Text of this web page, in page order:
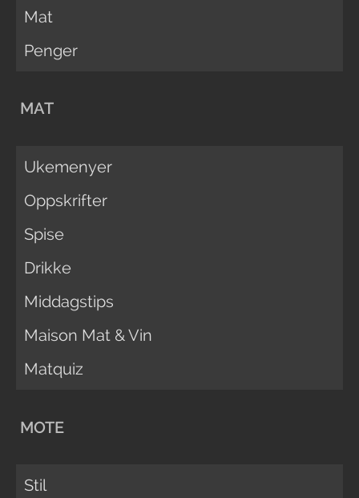
Mat
Penger
MAT
Ukemenyer
Oppskrifter
Spise
Drikke
Middagstips
Maison Mat & Vin
Matquiz
MOTE
Stil